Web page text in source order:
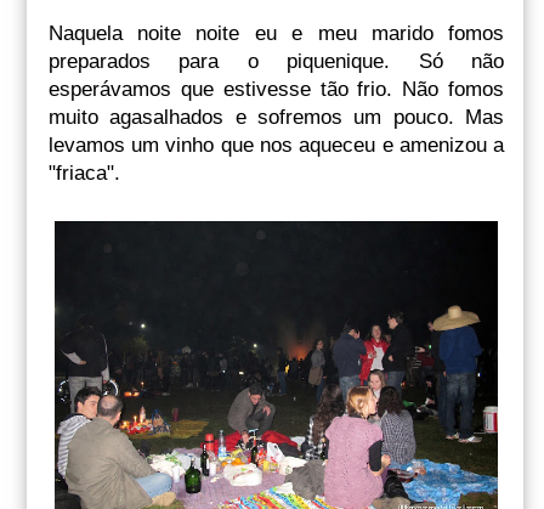
Naquela noite noite eu e meu marido fomos
preparados para o piquenique. Só não
esperávamos que estivesse tão frio. Não fomos
muito agasalhados e sofremos um pouco. Mas
levamos um vinho que nos aqueceu e amenizou a
"friaca".